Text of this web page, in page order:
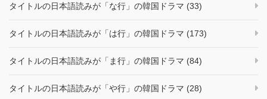
タイトルの日本語読みが「な行」の韓国ドラマ (33)
タイトルの日本語読みが「は行」の韓国ドラマ (173)
タイトルの日本語読みが「ま行」の韓国ドラマ (84)
タイトルの日本語読みが「や行」の韓国ドラマ (28)